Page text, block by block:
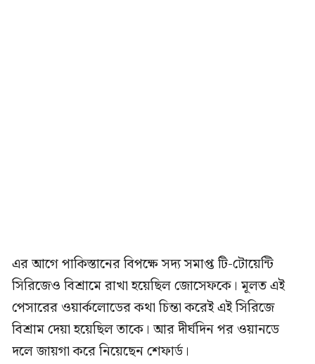
এর আগে পাকিস্তানের বিপক্ষে সদ্য সমাপ্ত টি-টোয়েন্টি
সিরিজেও বিশ্রামে রাখা হয়েছিল জোসেফকে। মূলত এই
পেসারের ওয়ার্কলোডের কথা চিন্তা করেই এই সিরিজে
বিশ্রাম দেয়া হয়েছিল তাকে। আর দীর্ঘদিন পর ওয়ানডে
দলে জায়গা করে নিয়েছেন শেফার্ড।